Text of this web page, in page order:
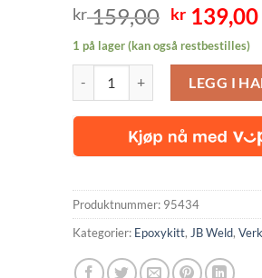
kr159,00
pris
var:
kr
kr 139,00
1 på lager (kan også restbestilles)
LEGG I
Produktnummer: 95434
Kategorier: Epoxykitt, JB Weld,